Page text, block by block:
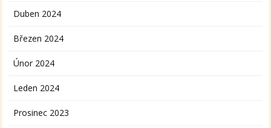
Duben 2024
Březen 2024
Únor 2024
Leden 2024
Prosinec 2023